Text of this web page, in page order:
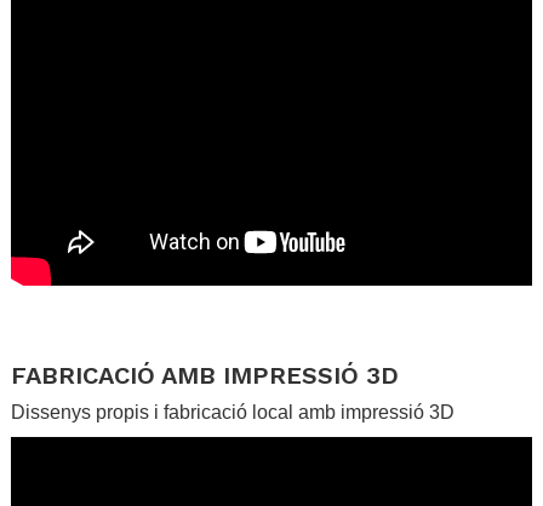
FABRICACIÓ AMB IMPRESSIÓ 3D
Dissenys propis i fabricació local amb impressió 3D